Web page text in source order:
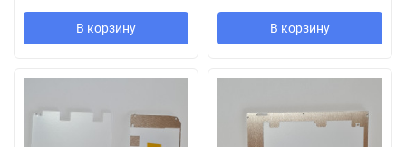
В корзину В корзину